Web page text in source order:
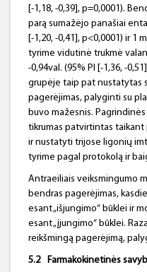
[-1,18, -0,39], p=0,0001).
parą sumažėjo panašiai
[-1,20, -0,41], p<0,0001) ir 1
tyrime vidutinė trukmė
-0,94val. (95% PI [-1,36, -
grupėje taip pat nustatytas
pagerėjimas, palyginti su
buvo mažesnis.
tikrumas patvirtintas
ir nustatyti trijose ligonių
tyrime pagal protokolą ir
Antraeiliais veiksmingumo
bendras pagerėjimas,
esant „išjungimo“ būklei ir
esant „įjungimo“ būklei.
reikšmingą pagerėjimą,
5.2 Farmakokinetinės